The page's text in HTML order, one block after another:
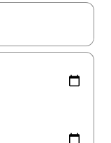
ำรวจผลการค้นหา